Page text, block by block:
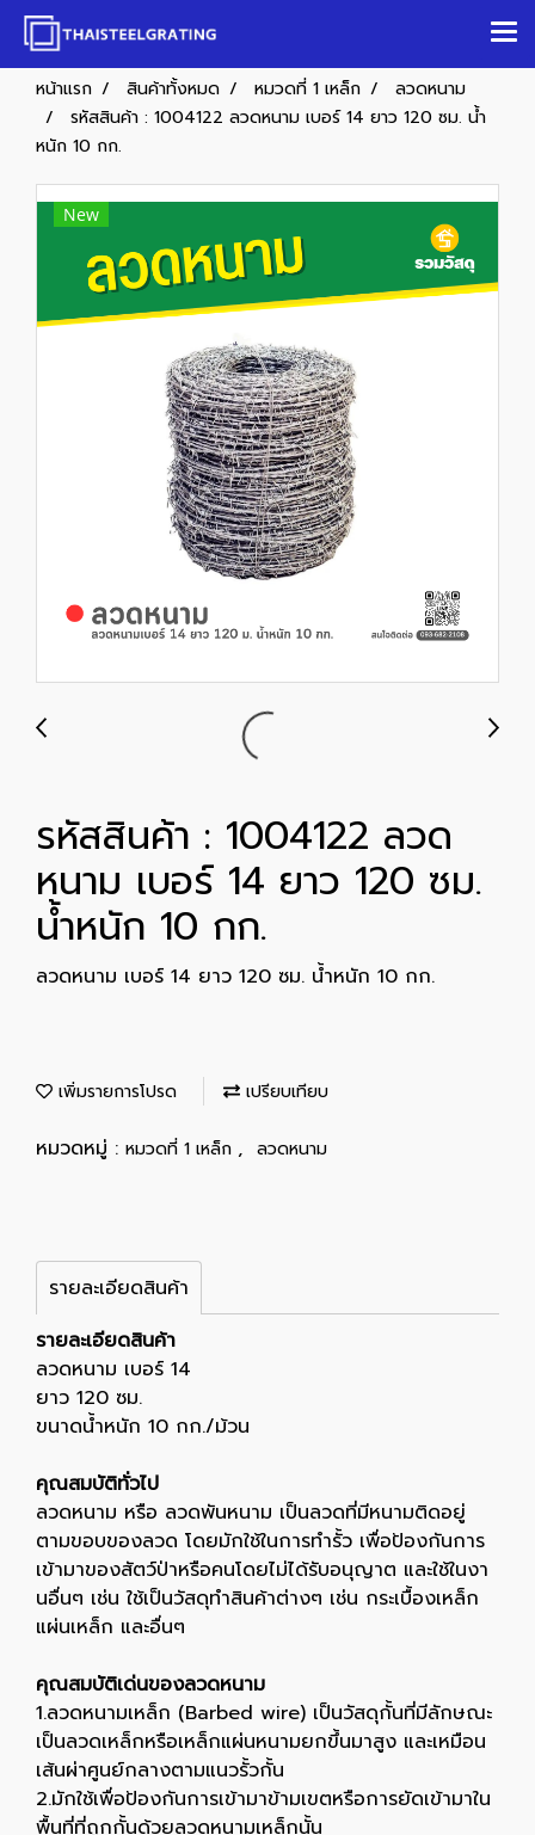
หน้าแรก สินค้าทั้งหมด หมวดที่ 1 เหล็ก
ลวดหนาม
รหัสสินค้า : 1004122 ลวดหนาม เบอร์ 14 ยาว 120 ซม. น้ำ
หนัก 10 กก.
New
รหัสสินค้า : 1004122 ลวด
หนาม เบอร์ 14 ยาว 120 ซม.
น้ำหนัก 10 กก.
ลวดหนาม เบอร์ 14 ยาว 120 ซม. น้ำหนัก 10 กก.
เพิ่มรายการโปรด เปรียบเทียบ
หมวดหมู่ : หมวดที่ 1 เหล็ก , ลวดหนาม
รายละเอียดสินค้า
รายละเอียดสินค้า
ลวดหนาม เบอร์ 14
ยาว 120 ซม.
ขนาดน้ำหนัก 10 กก./ม้วน
คุณสมบัติทั่วไป
ลวดหนาม หรือ ลวดพันหนาม เป็นลวดที่มีหนามติดอยู่
ตามขอบของลวด โดยมักใช้ในการทำรั้ว เพื่อป้องกันการ
เข้ามาของสัตว์ป่าหรือคนโดยไม่ได้รับอนุญาต และใช้ในงา
นอื่นๆ เช่น ใช้เป็นวัสดุทำสินค้าต่างๆ เช่น กระเบื้องเหล็ก
แผ่นเหล็ก และอื่นๆ
คุณสมบัติเด่นของลวดหนาม
1.ลวดหนามเหล็ก (Barbed wire) เป็นวัสดุกั้นที่มีลักษณะ
เป็นลวดเหล็กหรือเหล็กแผ่นหนามยกขึ้นมาสูง และเหมือน
เส้นผ่าศูนย์กลางตามแนวรั้วกั้น
2.มักใช้เพื่อป้องกันการเข้ามาข้ามเขตหรือการยัดเข้ามาใน
พื้นที่ที่ถูกกั้นด้วยลวดหนามเหล็กนั้น